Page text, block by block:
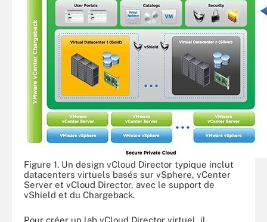
Figure 1. Un design vCloud Director typique inclut
datacenters virtuels basés sur vSphere, vCenter
Server et vCloud Director, avec le support de
vShield et du Chargeback.
Pour créer un lab vCloud Director virtuel, il